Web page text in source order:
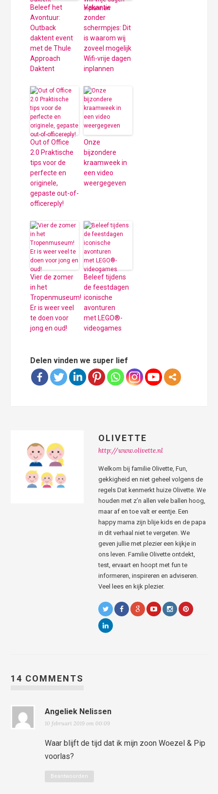
Beleef het
Avontuur:
Outback
daktent event
met de Thule
Approach
Daktent
Vakantie
zonder
schermpjes: Dit
is waarom wij
zoveel mogelijk
Wifi-vrije dagen
inplannen
Out of Office
2.0 Praktische
tips voor de
perfecte en
originele,
gepaste out-of-
officereply!
Onze
bijzondere
kraamweek in
een video
weergegeven
Vier de zomer
in het
Tropenmuseum!
Er is weer veel
te doen voor
jong en oud!
Beleef tijdens
de feestdagen
iconische
avonturen
met LEGO®-
videogames
Delen vinden we super lief
OLIVETTE
http://www.olivette.nl
Welkom bij familie Olivette, Fun,
gekkigheid en niet geheel volgens de
regels Dat kenmerkt huize Olivette. We
houden met z’n allen vele ballen hoog,
maar af en toe valt er eentje. Een
happy mama zijn blije kids en de papa
in dit verhaal niet te vergeten. We
geven jullie met plezier een kijkje in
ons leven. Familie Olivette ontdekt,
test, ervaart en hoopt met fun te
informeren, inspireren en adviseren.
Veel lees en kijk plezier.
14 COMMENTS
Angeliek Nelissen
10 februari 2019 om 00:09
Waar blijft de tijd dat ik mijn zoon Woezel & Pip
voorlas?
Beantwoorden